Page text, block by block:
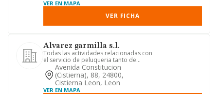
VER EN MAPA
VER FICHA
Alvarez garmilla s.l.
Todas las actividades relacionadas con
el servicio de peluqueria tanto de
senoras como de caballero...
Avenida Constitucion
(cistierna), 88, 24800,
Cistierna Leon, Leon
VER EN MAPA